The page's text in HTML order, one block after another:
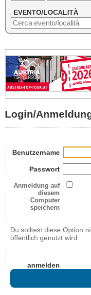
EVENTO/LOCALITÀ
Login/
Benutzername
Passwort
Anmeldung auf
diesem
Computer
speichern
Du solltest diese Option
öffentlich genutzt wird
anmelden